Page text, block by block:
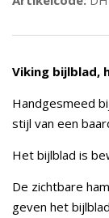
Viking bijlblad,
Handgesmeed
stijl van een
Het bijlblad is
De zichtbare
geven het